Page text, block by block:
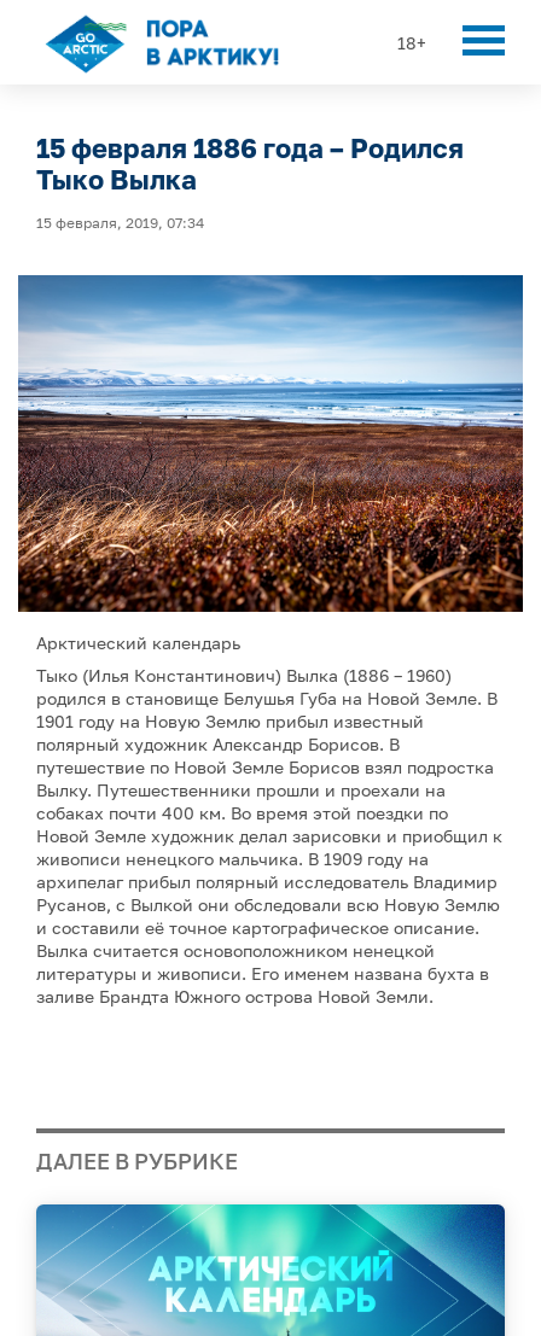
18+
15 февраля 1886 года – Родился
Тыко Вылка
15 февраля, 2019, 07:34
Арктический календарь
Тыко (Илья Константинович) Вылка (1886 – 1960)
родился в становище Белушья Губа на Новой Земле. В
1901 году на Новую Землю прибыл известный
полярный художник Александр Борисов. В
путешествие по Новой Земле Борисов взял подростка
Вылку. Путешественники прошли и проехали на
собаках почти 400 км. Во время этой поездки по
Новой Земле художник делал зарисовки и приобщил к
живописи ненецкого мальчика. В 1909 году на
архипелаг прибыл полярный исследователь Владимир
Русанов, с Вылкой они обследовали всю Новую Землю
и составили её точное картографическое описание.
Вылка считается основоположником ненецкой
литературы и живописи. Его именем названа бухта в
заливе Брандта Южного острова Новой Земли.
ДАЛЕЕ В РУБРИКЕ